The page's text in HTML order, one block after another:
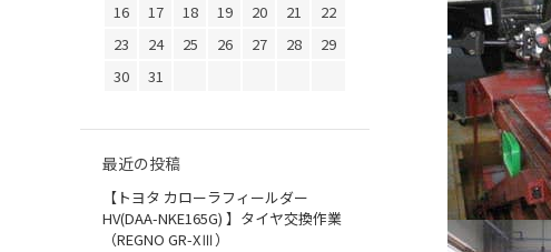
16
17 18 19 20 21
22
23
24 25 26 27 28
29
30
31
最近の投稿
【トヨタ カローラフィールダー
HV(DAA-NKE165G) 】タイヤ交換作業
（REGNO GR-XⅢ）